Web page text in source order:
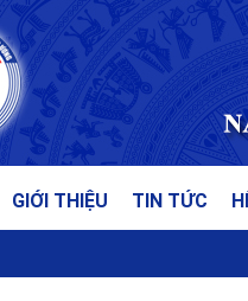
GIỚI THIỆU TIN TỨC